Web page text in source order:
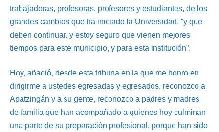
trabajadoras, profesoras, profesores y estudiantes, de los
grandes cambios que ha iniciado la Universidad, “y que
deben continuar, y estoy seguro que vienen mejores
tiempos para este municipio, y para esta institución”.
Hoy, añadió, desde esta tribuna en la que me honro en
dirigirme a ustedes egresadas y egresados, reconozco a
Apatzingán y a su gente, reconozco a padres y madres
de familia que han acompañado a quienes hoy culminan
una parte de su preparación profesional, porque han sido